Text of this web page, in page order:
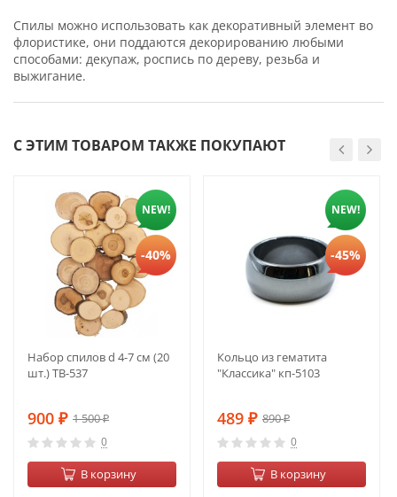
Спилы можно использовать как декоративный элемент во
флористике, они поддаются декорированию любыми
способами: декупаж, роспись по дереву, резьба и
выжигание.
С ЭТИМ ТОВАРОМ ТАКЖЕ ПОКУПАЮТ
NEW!
-40%
Набор спилов d 4-7 см (20
шт.) ТВ-537
900 ₽ 1 500₽
0
В корзину
NEW!
-45%
Кольцо из гематита
"Классика" кп-5103
489 ₽ 890₽
0
В корзину